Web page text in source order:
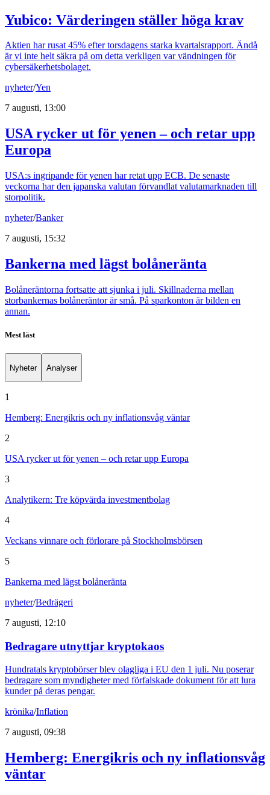
Yubico: Värderingen ställer höga krav
Aktien har rusat 45% efter torsdagens starka kvartalsrapport. Ändå
är vi inte helt säkra på om detta verkligen var vändningen för
cybersäkerhetsbolaget.
nyheter/Yen
7 augusti, 13:00
USA rycker ut för yenen – och retar upp
Europa
USA:s ingripande för yenen har retat upp ECB. De senaste
veckorna har den japanska valutan förvandlat valutamarknaden till
storpolitik.
nyheter/Banker
7 augusti, 15:32
Bankerna med lägst bolåneränta
Bolåneräntorna fortsatte att sjunka i juli. Skillnaderna mellan
storbankernas bolåneräntor är små. På sparkonton är bilden en
annan.
Mest läst
Nyheter Analyser
1
Hemberg: Energikris och ny inflationsvåg väntar
2
USA rycker ut för yenen – och retar upp Europa
3
Analytikern: Tre köpvärda investmentbolag
4
Veckans vinnare och förlorare på Stockholmsbörsen
5
Bankerna med lägst bolåneränta
nyheter/Bedrägeri
7 augusti, 12:10
Bedragare utnyttjar kryptokaos
Hundratals kryptobörser blev olagliga i EU den 1 juli. Nu poserar
bedragare som myndigheter med förfalskade dokument för att lura
kunder på deras pengar.
krönika/Inflation
7 augusti, 09:38
Hemberg: Energikris och ny inflationsvåg
väntar